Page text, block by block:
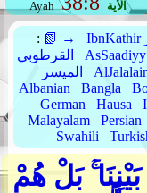
Ayah الأية
: 📗 →
القرطوبي
الميسر
Albanian
Bangla
German
Hausa
Malayalam
Persian
Swahili
بَلْ هُمْ